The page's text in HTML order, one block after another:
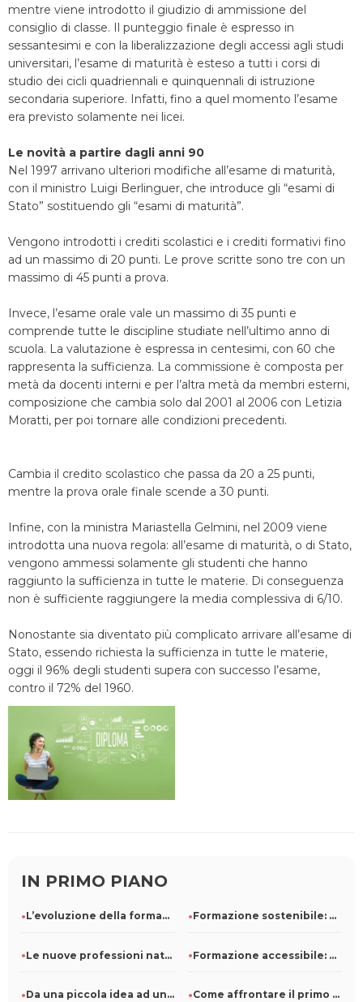
mentre viene introdotto il giudizio di ammissione del
consiglio di classe. Il punteggio finale è espresso in
sessantesimi e con la liberalizzazione degli accessi agli studi
universitari, l’esame di maturità è esteso a tutti i corsi di
studio dei cicli quadriennali e quinquennali di istruzione
secondaria superiore. Infatti, fino a quel momento l’esame
era previsto solamente nei licei.
Le novità a partire dagli anni 90
Nel 1997 arrivano ulteriori modifiche all’esame di maturità,
con il ministro Luigi Berlinguer, che introduce gli “esami di
Stato” sostituendo gli “esami di maturità”.
Vengono introdotti i crediti scolastici e i crediti formativi fino
ad un massimo di 20 punti. Le prove scritte sono tre con un
massimo di 45 punti a prova.
Invece, l’esame orale vale un massimo di 35 punti e
comprende tutte le discipline studiate nell’ultimo anno di
scuola. La valutazione è espressa in centesimi, con 60 che
rappresenta la sufficienza. La commissione è composta per
metà da docenti interni e per l’altra metà da membri esterni,
composizione che cambia solo dal 2001 al 2006 con Letizia
Moratti, per poi tornare alle condizioni precedenti.
Cambia il credito scolastico che passa da 20 a 25 punti,
mentre la prova orale finale scende a 30 punti.
Infine, con la ministra Mariastella Gelmini, nel 2009 viene
introdotta una nuova regola: all’esame di maturità, o di Stato,
vengono ammessi solamente gli studenti che hanno
raggiunto la sufficienza in tutte le materie. Di conseguenza
non è sufficiente raggiungere la media complessiva di 6/10.
Nonostante sia diventato più complicato arrivare all’esame di
Stato, essendo richiesta la sufficienza in tutte le materie,
oggi il 96% degli studenti supera con successo l’esame,
contro il 72% del 1960.
IN PRIMO PIANO
L’evoluzione della formazione professionale e il ruolo della Formazione sostenibile: come le scuole possono ridurre i con
Le nuove professioni nate dal marketing digitale: info utili Formazione accessibile: come progettare corsi inclusivi per
Da una piccola idea ad un grande brand: come costruire una s Come affrontare il primo anno di università? Consigli